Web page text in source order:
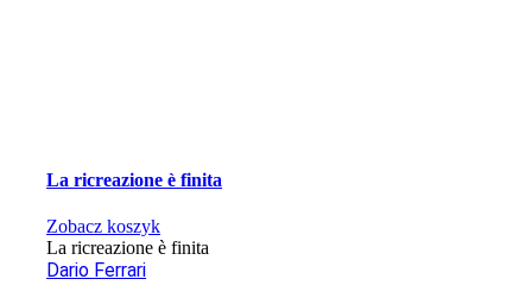
La ricreazione è finita
Zobacz koszyk
La ricreazione è finita
Dario Ferrari